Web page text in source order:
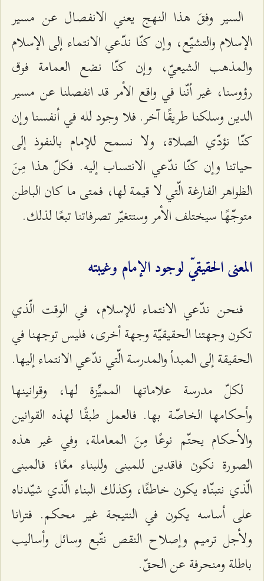
السير وفقَ هذا النهج يعني الانفصال عن مسير
الإسلام والتشيّع، وإن كنّا ندّعي الانتماء إلى الإسلام
والمذهب الشيعيّ، وإن كنّا نضع العمامة فوق
رؤوسنا، غير أنّنا في واقع الأمر قد انفصلنا عن مسير
الدين وسلكنا طريقًا آخر. فلا وجود لله في أنفسنا وإن
كنّا نؤدّي الصلاة، ولا نسمح للإمام بالنفوذ إلى
حياتنا وإن كنّا ندّعي الانتساب إليه. فكلّ هذا مِنَ
الظواهر الفارغة الّتي لا قيمة لها، فمتى ما كان الباطن
متوجّهًا سيختلف الأمر وستتغيّر تصرفاتنا تبعًا لذلك.
المعنى الحقيقيّ لوجود الإمام وغيبته
فنحن ندّعي الانتماء للإسلام، في الوقت الّذي
تكون وجهتنا الحقيقيّة وجهة أخرى، فليس توجهنا في
الحقيقة إلى المبدأ والمدرسة الّتي ندّعي الانتماء إليها.
لكلّ مدرسة علاماتها المميِّزة لها، وقوانينها
وأحكامها الخاصّة بها. فالعمل طبقًا لهذه القوانين
والأحكام يحتّم نوعًا مِنَ المعاملة، وفي غير هذه
الصورة نكون فاقدين للمبنى وللبناء معًا؛ فالمبنى
الّذي نتبنّاه يكون خاطئًا، وكذلك البناء الّذي شيّدناه
على أساسه يكون في النتيجة غير محكم. فترانا
ولأجل ترميم وإصلاح النقص نتّبع وسائل وأساليب
باطلة ومنحرفة عن الحقّ.